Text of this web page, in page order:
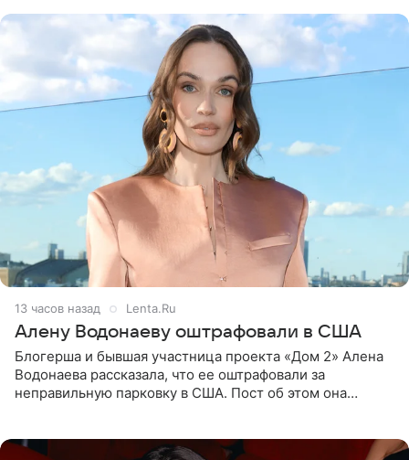
13 часов назад Lenta.Ru
Алену Водонаеву оштрафовали в США
Блогерша и бывшая участница проекта «Дом 2» Алена
Водонаева рассказала, что ее оштрафовали за
неправильную парковку в США. Пост об этом она